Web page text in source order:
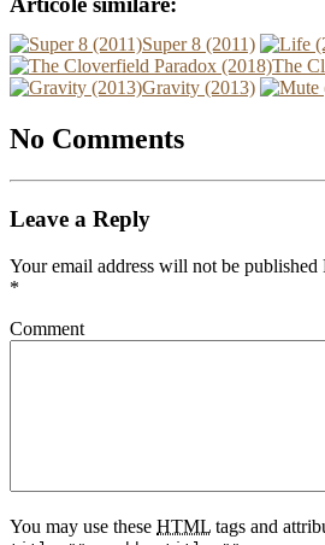
Super 8 (2011)
The
Gravity (2013)
No Comments
Leave a Reply
Your email address will not be published
*
Comment
You may use these HTML tags and